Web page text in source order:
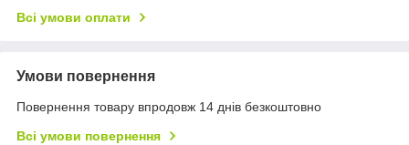
Всі умови оплати
Умови повернення
Повернення товару впродовж 14 днів безкоштовно
Всі умови повернення